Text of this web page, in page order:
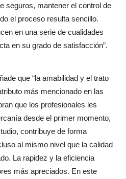
seguros, mantener el control de
el proceso resulta sencillo.
en una serie de cualidades
en su grado de satisfacción”.
que “la amabilidad y el trato
más mencionado en las
que los profesionales les
desde el primer momento,
contribuye de forma
al mismo nivel que la calidad
La rapidez y la eficiencia
más apreciados. En este